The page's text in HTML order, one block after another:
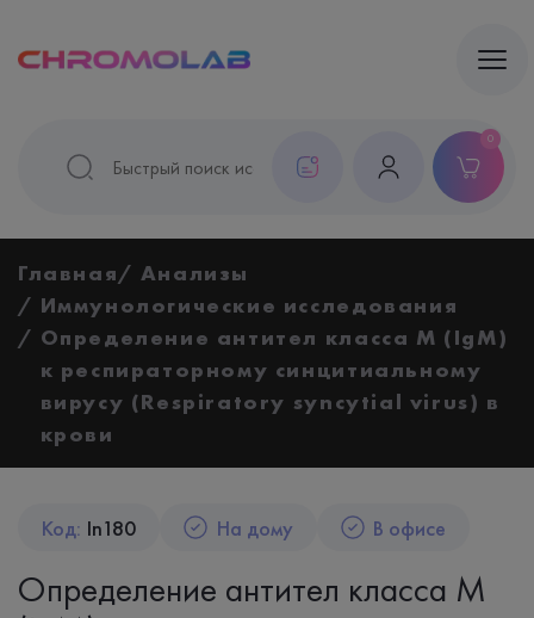
0
Главная
Анализы
Иммунологические исследования
Определение антител класса M (IgM)
к респираторному синцитиальному
вирусу (Respiratory syncytial virus) в
крови
Код: In180 На дому В офисе
Определение антител класса M